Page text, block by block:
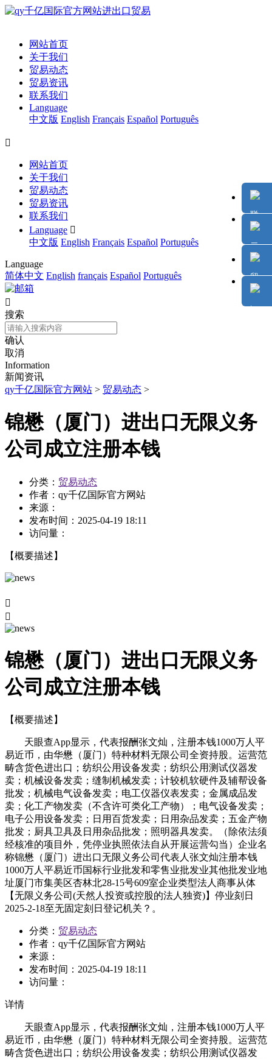
网站首页
关于我们
贸易动态
贸易资讯
联系我们
Language
中文版 English Français Español Português

网站首页
关于我们
贸易动态
贸易资讯
联系我们
Language 
中文版 English Français Español Português
Language
简体中文 English français Español Português

搜索
确认
取消
Information
新闻资讯
qy千亿国际官方网站 > 贸易动态 >
锦懋（厦门）进出口无限义务
公司成立注册本钱
分类： 贸易动态
作者： qy千亿国际官方网站
来源：
发布时间： 2025-04-19 18:11
访问量：
【概要描述】


锦懋（厦门）进出口无限义务
公司成立注册本钱
【概要描述】
天眼查App显示，代表报酬张文灿，注册本钱1000万人平
易近币，由华懋（厦门）特种材料无限公司全资持股。运营范
畴含货色进出口；纺织公用设备发卖；纺织公用测试仪器发
卖；机械设备发卖；缝制机械发卖；计较机软硬件及辅帮设备
批发；机械电气设备发卖；电工仪器仪表发卖；金属成品发
卖；化工产物发卖（不含许可类化工产物）；电气设备发卖；
电子公用设备发卖；日用百货发卖；日用杂品发卖；五金产物
批发；厨具卫具及日用杂品批发；照明器具发卖。（除依法须
经核准的项目外，凭停业执照依法自从开展运营勾当）企业名
称锦懋（厦门）进出口无限义务公司代表人张文灿注册本钱
1000万人平易近币国标行业批发和零售业批发业其他批发业地
址厦门市集美区杏林北28-15号609室企业类型法人商事从体
【无限义务公司(天然人投资或控股的法人独资)】停业刻日
2025-2-18至无固定刻日登记机关？。
分类： 贸易动态
作者： qy千亿国际官方网站
来源：
发布时间： 2025-04-19 18:11
访问量：
详情
天眼查App显示，代表报酬张文灿，注册本钱1000万人平
易近币，由华懋（厦门）特种材料无限公司全资持股。运营范
畴含货色进出口；纺织公用设备发卖；纺织公用测试仪器发